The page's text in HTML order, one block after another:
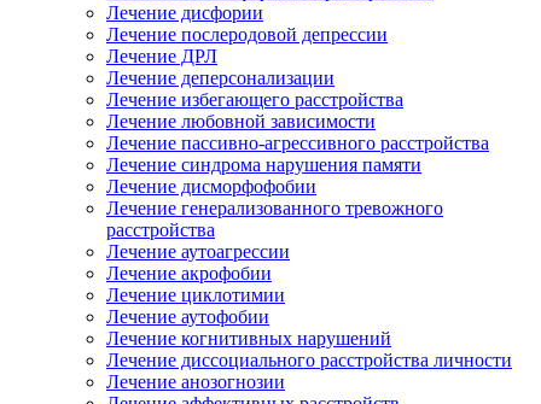
Лечение дисфории
Лечение послеродовой депрессии
Лечение ДРЛ
Лечение деперсонализации
Лечение избегающего расстройства
Лечение любовной зависимости
Лечение пассивно-агрессивного расстройства
Лечение синдрома нарушения памяти
Лечение дисморфофобии
Лечение генерализованного тревожного
расстройства
Лечение аутоагрессии
Лечение акрофобии
Лечение циклотимии
Лечение аутофобии
Лечение когнитивных нарушений
Лечение диссоциального расстройства личности
Лечение анозогнозии